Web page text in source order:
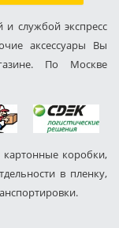
службой экспресс
аксессуары Вы
По Москве
коробки,
в пленку,